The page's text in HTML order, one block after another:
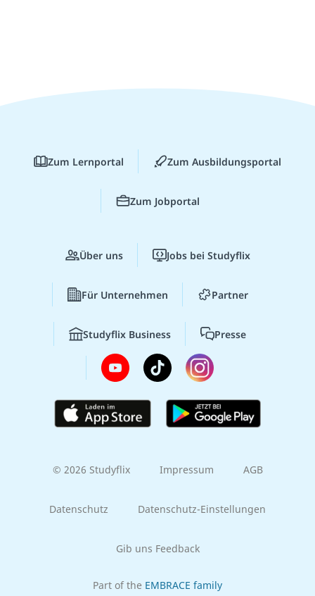
Zum Lernportal Zum Ausbildungsportal
Zum Jobportal
Über uns Jobs bei Studyflix
Für Unternehmen Partner
Studyflix Business Presse
© 2026 Studyflix Impressum AGB
Datenschutz Datenschutz-Einstellungen
Gib uns Feedback
Part of the EMBRACE family